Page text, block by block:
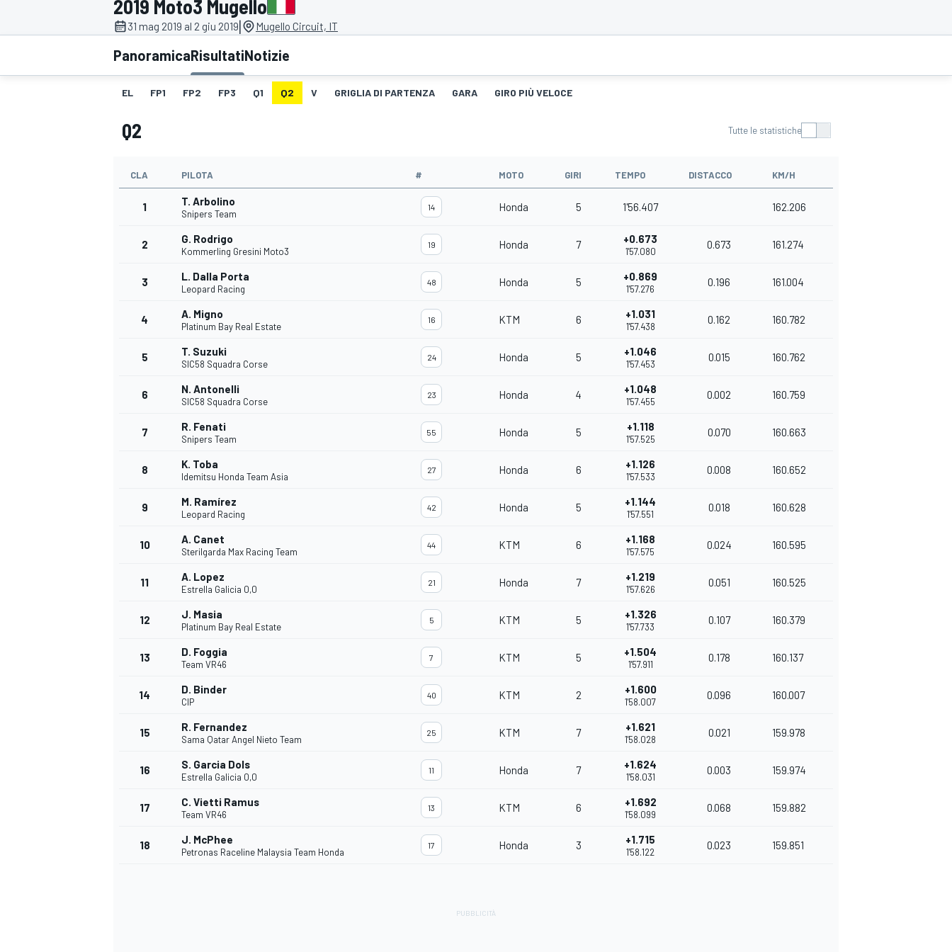
MOTOGP WEC
WRC
MONOPOSTO
2019 Moto3 Mugello
31 mag 2019 al 2 giu 2019| Mugello Circuit, IT
PanoramicaRisultatiNotizie
EL FP1 FP2 FP3 Q1 Q2 V GRIGLIA DI PARTENZA GARA GIRO PIÙ VELOCE
Q2 Tutte le statistiche
CLA PILOTA # MOTO GIRI TEMPO DISTACCO KM/H
1 T. Arbolino
Snipers Team
14 Honda 5 1'56.407 162.206
2 G. Rodrigo
Kommerling Gresini Moto3
19 Honda 7 +0.673
1'57.080
0.673 161.274
3 L. Dalla Porta
Leopard Racing
48 Honda 5 +0.869
1'57.276
0.196 161.004
4 A. Migno
Platinum Bay Real Estate
16 KTM 6 +1.031
1'57.438
0.162 160.782
5 T. Suzuki
SIC58 Squadra Corse
24 Honda 5 +1.046
1'57.453
0.015 160.762
6 N. Antonelli
SIC58 Squadra Corse
23 Honda 4 +1.048
1'57.455
0.002 160.759
7 R. Fenati
Snipers Team
55 Honda 5 +1.118
1'57.525
0.070 160.663
8 K. Toba
Idemitsu Honda Team Asia
27 Honda 6 +1.126
1'57.533
0.008 160.652
9 M. Ramírez
Leopard Racing
42 Honda 5 +1.144
1'57.551
0.018 160.628
10 A. Canet
Sterilgarda Max Racing Team
44 KTM 6 +1.168
1'57.575
0.024 160.595
11 A. Lopez
Estrella Galicia 0,0
21 Honda 7 +1.219
1'57.626
0.051 160.525
12 J. Masia
Platinum Bay Real Estate
5 KTM 5 +1.326
1'57.733
0.107 160.379
13 D. Foggia
Team VR46
7 KTM 5 +1.504
1'57.911
0.178 160.137
14 D. Binder
CIP
40 KTM 2 +1.600
1'58.007
0.096 160.007
15 R. Fernandez
Sama Qatar Angel Nieto Team
25 KTM 7 +1.621
1'58.028
0.021 159.978
16 S. Garcia Dols
Estrella Galicia 0,0
11 Honda 7 +1.624
1'58.031
0.003 159.974
17 C. Vietti Ramus
Team VR46
13 KTM 6 +1.692
1'58.099
0.068 159.882
18 J. McPhee
Petronas Raceline Malaysia Team Honda
17 Honda 3 +1.715
1'58.122
0.023 159.851